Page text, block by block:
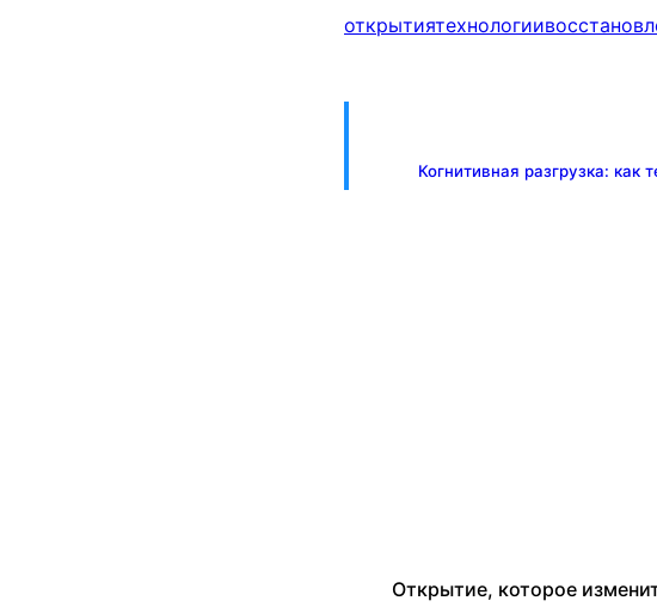
открытиятехнологии
Когнитивная разгрузка: как
Открытие, которое